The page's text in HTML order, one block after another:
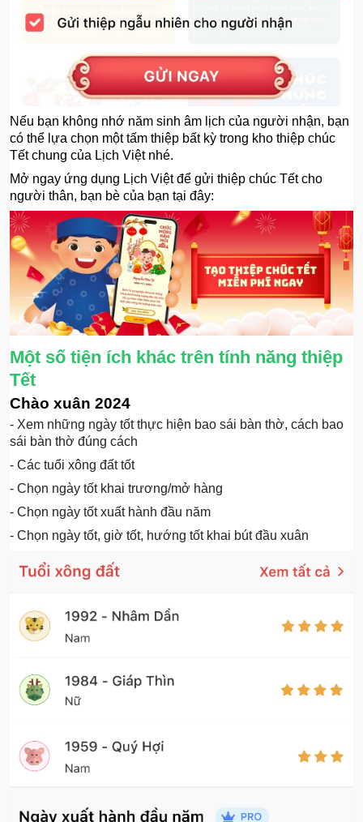
Nếu bạn không nhớ năm sinh âm lịch của người nhận, bạn
có thể lựa chọn một tấm thiệp bất kỳ trong kho thiệp chúc
Tết chung của Lịch Việt nhé.
Mở ngay ứng dụng Lịch Việt để gửi thiệp chúc Tết cho
người thân, bạn bè của bạn tại đây:
Một số tiện ích khác trên tính năng thiệp
Tết
Chào xuân 2024
- Xem những ngày tốt thực hiện bao sái bàn thờ, cách bao
sái bàn thờ đúng cách
- Các tuổi xông đất tốt
- Chọn ngày tốt khai trương/mở hàng
- Chọn ngày tốt xuất hành đầu năm
- Chọn ngày tốt, giờ tốt, hướng tốt khai bút đầu xuân